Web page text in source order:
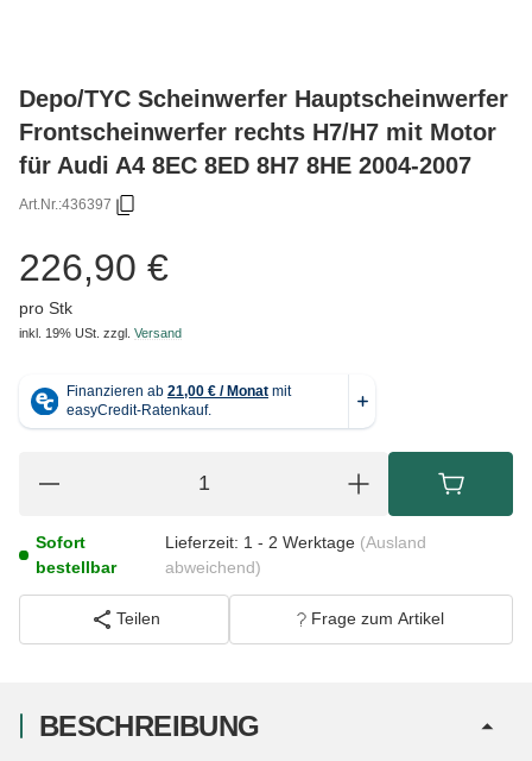
Depo/TYC Scheinwerfer Hauptscheinwerfer
Frontscheinwerfer rechts H7/H7 mit Motor
für Audi A4 8EC 8ED 8H7 8HE 2004-2007
Art.Nr.:436397
226,90 €
pro Stk
inkl. 19% USt. zzgl. Versand
Sofort
bestellbar
Lieferzeit: 1 - 2 Werktage (Ausland
abweichend)
Teilen Frage zum Artikel
BESCHREIBUNG